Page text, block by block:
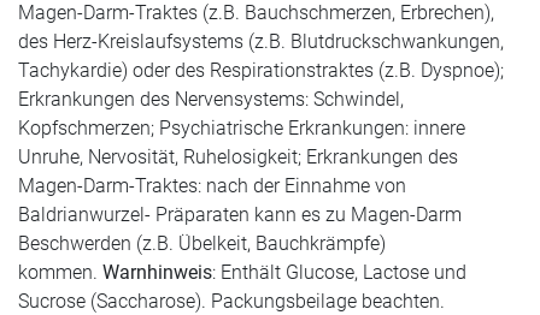
Magen-Darm-Traktes (z.B. Bauchschmerzen, Erbrechen),
des Herz-Kreislaufsystems (z.B. Blutdruckschwankungen,
Tachykardie) oder des Respirationstraktes (z.B. Dyspnoe);
Erkrankungen des Nervensystems: Schwindel,
Kopfschmerzen; Psychiatrische Erkrankungen: innere
Unruhe, Nervosität, Ruhelosigkeit; Erkrankungen des
Magen-Darm-Traktes: nach der Einnahme von
Baldrianwurzel- Präparaten kann es zu Magen-Darm
Beschwerden (z.B. Übelkeit, Bauchkrämpfe)
kommen. Warnhinweis: Enthält Glucose, Lactose und
Sucrose (Saccharose). Packungsbeilage beachten.